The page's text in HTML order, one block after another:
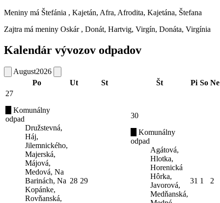
Meniny má Štefánia , Kajetán, Afra, Afrodita, Kajetána, Štefana
Zajtra má meniny Oskár , Donát, Hartvig, Virgín, Donáta, Virgínia
Kalendár vývozov odpadov
August2026
Po
Ut St Št Pi So Ne
27
Komunálny
odpad
Družstevná,
Háj,
Jilemnického,
Majerská,
Májová,
Medová, Na
Barinách, Na
Kopánke,
Rovňanská,
28 29
30
Komunálny
odpad
Agátová,
Hlotka,
Horenická
Hôrka,
Javorová,
Medňanská,
31 1 2